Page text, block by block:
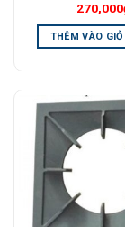
270,000
THÊM VÀO